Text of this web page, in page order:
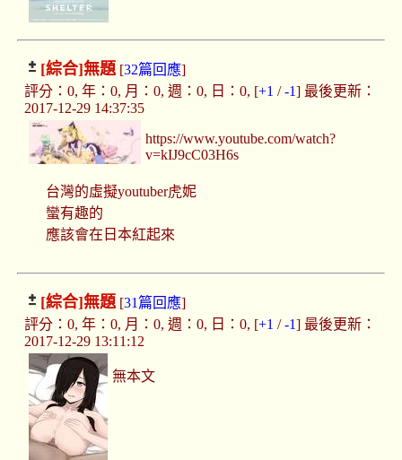
[綜合]無題[32篇回應]
評分：0, 年：0, 月：0, 週：0, 日：0, [+1 /-1] 最後更新：
2017-12-29 14:37:35
https://www.youtube.com/watch?
v=kIJ9cC03H6s
台灣的虛擬youtuber虎妮
蠻有趣的
應該會在日本紅起來
[綜合]無題[31篇回應]
評分：0, 年：0, 月：0, 週：0, 日：0, [+1 /-1] 最後更新：
2017-12-29 13:11:12
無本文